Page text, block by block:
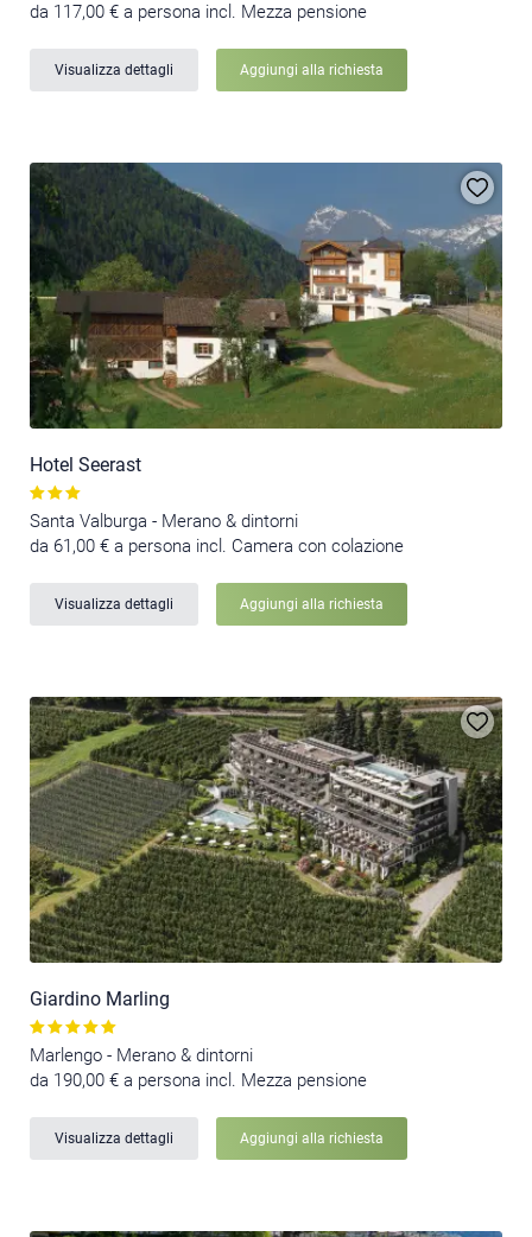
da 117,00 € a persona incl. Mezza pensione
Visualizza dettagli Aggiungi alla richiesta
Hotel Seerast
Santa Valburga - Merano & dintorni
da 61,00 € a persona incl. Camera con colazione
Visualizza dettagli Aggiungi alla richiesta
Giardino Marling
Marlengo - Merano & dintorni
da 190,00 € a persona incl. Mezza pensione
Visualizza dettagli Aggiungi alla richiesta